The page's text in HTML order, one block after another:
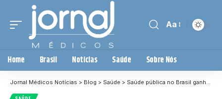
Aa
Home Brasil Notícias Saúde Sobre Nós
Jornal Médicos Notícias > Blog > Saúde > Saúde pública no Brasil ganha novo fôlego com ações estratégicas e ampliação de políticas nacionais